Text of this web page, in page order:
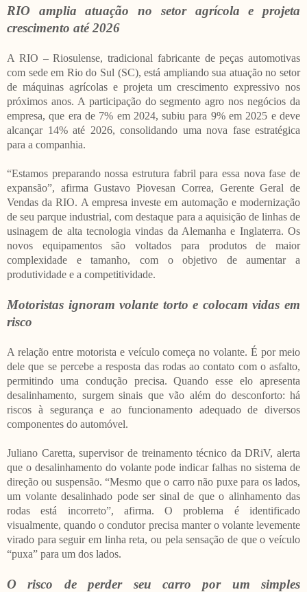
RIO amplia atuação no setor agrícola e projeta
crescimento até 2026
A RIO – Riosulense, tradicional fabricante de peças automotivas
com sede em Rio do Sul (SC), está ampliando sua atuação no setor
de máquinas agrícolas e projeta um crescimento expressivo nos
próximos anos. A participação do segmento agro nos negócios da
empresa, que era de 7% em 2024, subiu para 9% em 2025 e deve
alcançar 14% até 2026, consolidando uma nova fase estratégica
para a companhia.
“Estamos preparando nossa estrutura fabril para essa nova fase de
expansão”, afirma Gustavo Piovesan Correa, Gerente Geral de
Vendas da RIO. A empresa investe em automação e modernização
de seu parque industrial, com destaque para a aquisição de linhas de
usinagem de alta tecnologia vindas da Alemanha e Inglaterra. Os
novos equipamentos são voltados para produtos de maior
complexidade e tamanho, com o objetivo de aumentar a
produtividade e a competitividade.
Motoristas ignoram volante torto e colocam vidas em
risco
A relação entre motorista e veículo começa no volante. É por meio
dele que se percebe a resposta das rodas ao contato com o asfalto,
permitindo uma condução precisa. Quando esse elo apresenta
desalinhamento, surgem sinais que vão além do desconforto: há
riscos à segurança e ao funcionamento adequado de diversos
componentes do automóvel.
Juliano Caretta, supervisor de treinamento técnico da DRiV, alerta
que o desalinhamento do volante pode indicar falhas no sistema de
direção ou suspensão. “Mesmo que o carro não puxe para os lados,
um volante desalinhado pode ser sinal de que o alinhamento das
rodas está incorreto”, afirma. O problema é identificado
visualmente, quando o condutor precisa manter o volante levemente
virado para seguir em linha reta, ou pela sensação de que o veículo
“puxa” para um dos lados.
O risco de perder seu carro por um simples